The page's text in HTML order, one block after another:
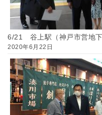
6/21 谷上駅（神戸市営地
2020年6月22日